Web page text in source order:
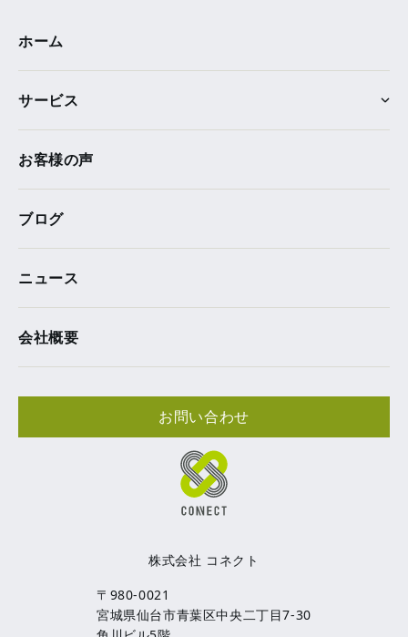
株式会社 コネクト
〒980-0021
宮城県仙台市青葉区中央二丁目7-30
ホーム
サービス
お客様の声
ブログ
ニュース
会社概要
お問い合わせ